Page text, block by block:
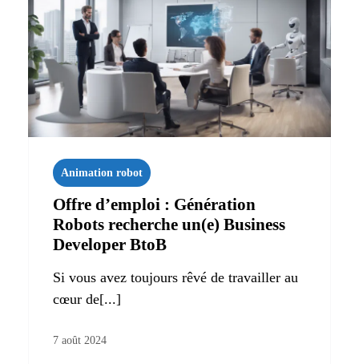
Animation robot
Offre d’emploi : Génération
Robots recherche un(e) Business
Developer BtoB
Si vous avez toujours rêvé de travailler au
cœur de[...]
7 août 2024